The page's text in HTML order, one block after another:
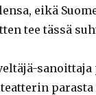
eikä
tee tässä
parasta